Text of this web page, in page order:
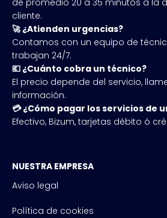
cliente.
🚀 ¿Atienden urgencias?
Contamos con un equipo de
trabajan 24/7.
💶 ¿Cuánto cobra un técnico?
El precio depende del servicio,
información.
💳 ¿Cómo pagar los servicios de
Efectivo, Bizum, tarjetas débito ó
NUESTRA EMPRESA
Aviso legal
Política de cookies